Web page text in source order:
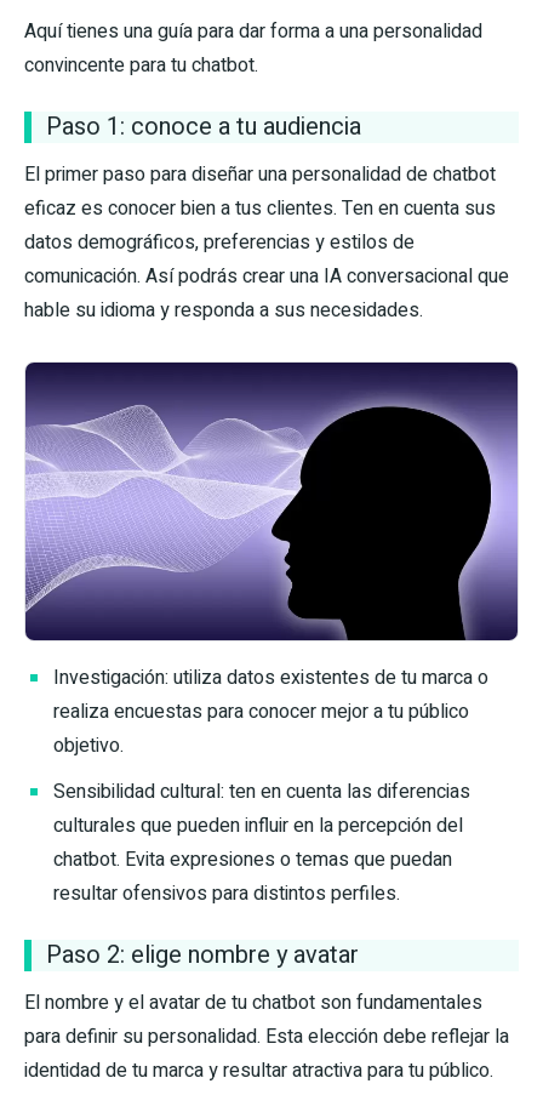
Aquí tienes una guía para dar forma a una personalidad
convincente para tu chatbot.
Paso 1: conoce a tu audiencia
El primer paso para diseñar una personalidad de chatbot
eficaz es conocer bien a tus clientes. Ten en cuenta sus
datos demográficos, preferencias y estilos de
comunicación. Así podrás crear una IA conversacional que
hable su idioma y responda a sus necesidades.
Investigación: utiliza datos existentes de tu marca o
realiza encuestas para conocer mejor a tu público
objetivo.
Sensibilidad cultural: ten en cuenta las diferencias
culturales que pueden influir en la percepción del
chatbot. Evita expresiones o temas que puedan
resultar ofensivos para distintos perfiles.
Paso 2: elige nombre y avatar
El nombre y el avatar de tu chatbot son fundamentales
para definir su personalidad. Esta elección debe reflejar la
identidad de tu marca y resultar atractiva para tu público.